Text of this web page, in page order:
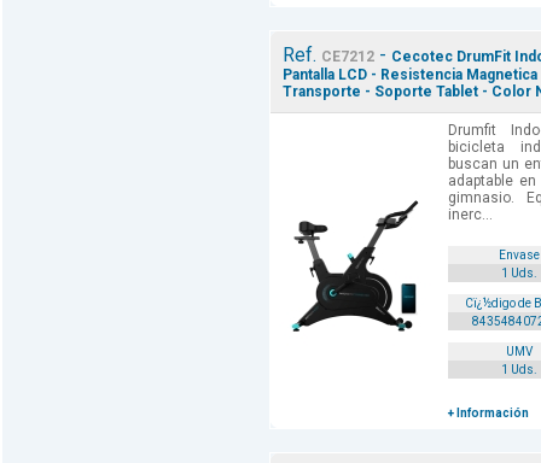
Ref. CE7212- Cecotec DrumFit
Pantalla LCD - Resistencia
Transporte - Soporte Tablet - Color
Drumfit
bicicleta
buscan un
adaptable
gimnasio.
inerc...
Envase
1 Uds.
Cï¿½digo de
UMV
1 Uds.
+ Información